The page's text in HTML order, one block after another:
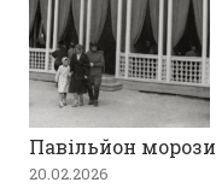
Павільйон
20.02.2026